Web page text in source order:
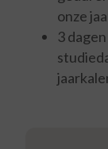
onze
3